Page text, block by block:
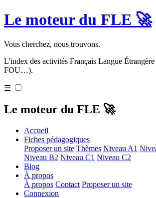
Le moteur du FLE 🚀
Vous cherchez, nous trouvons.
L'index des activités Français Langue
FOU…).
☰
Le moteur du FLE 🚀
Accueil
Fiches pédagogiques
Proposer un site Thèmes Niveau A1
Niveau B2 Niveau C1 Niveau C2
Blog
À propos
À propos Contact Proposer un site
Connexion